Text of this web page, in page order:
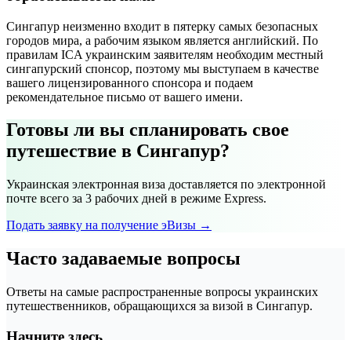
Сингапур неизменно входит в пятерку самых безопасных
городов мира, а рабочим языком является английский. По
правилам ICA украинским заявителям необходим местный
сингапурский спонсор, поэтому мы выступаем в качестве
вашего лицензированного спонсора и подаем
рекомендательное письмо от вашего имени.
Готовы ли вы спланировать свое
путешествие в Сингапур?
Украинская электронная виза доставляется по электронной
почте всего за 3 рабочих дней в режиме Express.
Подать заявку на получение эВизы →
Часто задаваемые вопросы
Ответы на самые распространенные вопросы украинских
путешественников, обращающихся за визой в Сингапур.
Начните здесь